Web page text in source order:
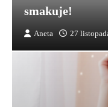
smakuje!
Aneta 27